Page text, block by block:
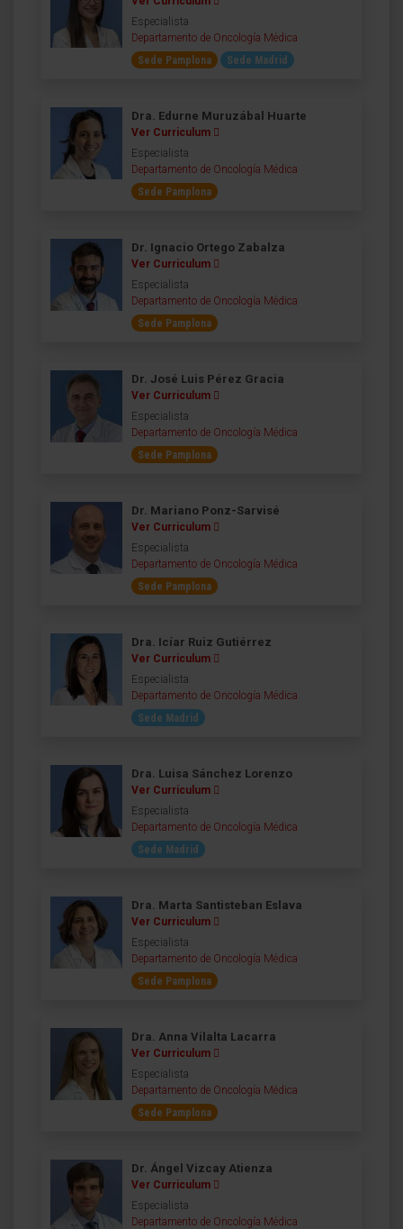
Especialista
Departamento de Oncología Médica
Sede Pamplona
Sede Madrid
Dra. Edurne Muruzábal Huarte
Ver Curriculum
Especialista
Departamento de Oncología Médica
Sede Pamplona
Dr. Ignacio Ortego Zabalza
Ver Curriculum
Especialista
Departamento de Oncología Médica
Sede Pamplona
Dr. José Luis Pérez Gracia
Ver Curriculum
Especialista
Departamento de Oncología Médica
Sede Pamplona
Dr. Mariano Ponz-Sarvisé
Ver Curriculum
Especialista
Departamento de Oncología Médica
Sede Pamplona
Dra. Icíar Ruiz Gutiérrez
Ver Curriculum
Especialista
Departamento de Oncología Médica
Sede Madrid
Dra. Luisa Sánchez Lorenzo
Ver Curriculum
Especialista
Departamento de Oncología Médica
Sede Madrid
Dra. Marta Santisteban Eslava
Ver Curriculum
Especialista
Departamento de Oncología Médica
Sede Pamplona
Dra. Anna Vilalta Lacarra
Ver Curriculum
Especialista
Departamento de Oncología Médica
Sede Pamplona
Dr. Ángel Vizcay Atienza
Ver Curriculum
Especialista
Departamento de Oncología Médica